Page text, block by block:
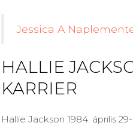
Jessica A
HALLIE
KARRIER
Hallie Jackson 1984. április